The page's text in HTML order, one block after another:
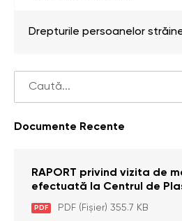
Drepturile persoanelor
Documente Recente
RAPORT privind vizita de
efectuată la Centrul de
pentru Persoane cu
Brînzeni, r. Edineț, din data
PDF PDF (Fișier) 355.7 KB